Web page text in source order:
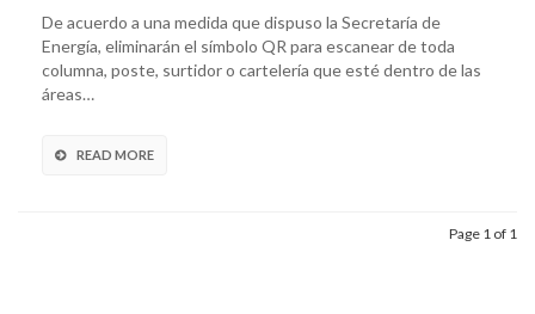
De acuerdo a una medida que dispuso la Secretaría de
Energía, eliminarán el símbolo QR para escanear de toda
columna, poste, surtidor o cartelería que esté dentro de las
áreas…
READ MORE
Page 1 of 1